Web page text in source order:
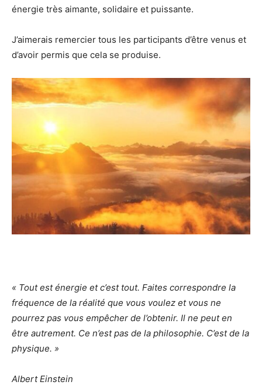
énergie très aimante, solidaire et puissante.
J’aimerais remercier tous les participants d’être venus et
d’avoir permis que cela se produise.
« Tout est énergie et c’est tout. Faites correspondre la
fréquence de la réalité que vous voulez et vous ne
pourrez pas vous empêcher de l’obtenir. Il ne peut en
être autrement. Ce n’est pas de la philosophie. C’est de la
physique. »
Albert Einstein